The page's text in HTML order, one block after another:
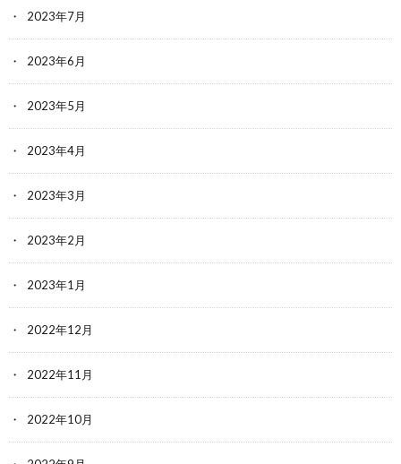
2023年7月
2023年6月
2023年5月
2023年4月
2023年3月
2023年2月
2023年1月
2022年12月
2022年11月
2022年10月